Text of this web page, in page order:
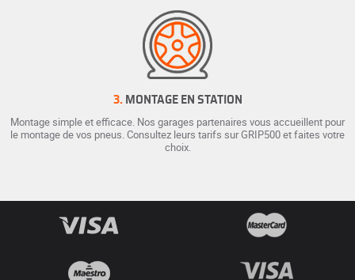
3. MONTAGE EN STATION
Montage simple et efficace. Nos garages partenaires vous accueillent pour
le montage de vos pneus. Consultez leurs tarifs sur GRIP500 et faites votre
choix.